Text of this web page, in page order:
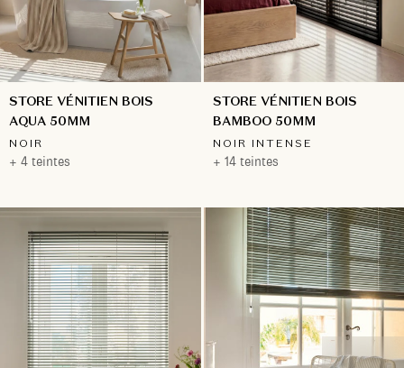
STORE VÉNITIEN BOIS
AQUA 50MM
NOIR
+ 4 teintes
STORE VÉNITIEN BOIS
BAMBOO 50MM
NOIR INTENSE
+ 14 teintes